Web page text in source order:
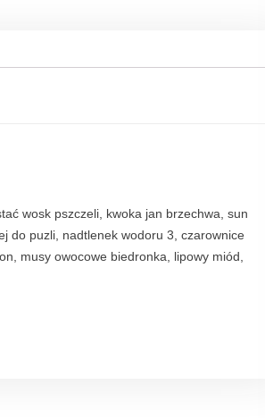
wosk pszczeli, kwoka jan brzechwa, sun
do puzli, nadtlenek wodoru 3, czarownice
musy owocowe biedronka, lipowy miód,